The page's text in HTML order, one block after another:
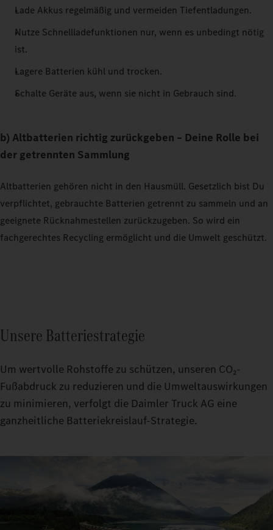
Lade Akkus regelmäßig und vermeiden Tiefentladungen.
Nutze Schnellladefunktionen nur, wenn es unbedingt nötig
ist.
Lagere Batterien kühl und trocken.
Schalte Geräte aus, wenn sie nicht in Gebrauch sind.
b) Altbatterien richtig zurückgeben – Deine Rolle bei
der getrennten Sammlung
Altbatterien gehören nicht in den Hausmüll. Gesetzlich bist Du
verpflichtet, gebrauchte Batterien getrennt zu sammeln und an
geeignete Rücknahmestellen zurückzugeben. So wird ein
fachgerechtes Recycling ermöglicht und die Umwelt geschützt.
Unsere Batteriestrategie
Um wertvolle Rohstoffe zu schützen, unseren CO₂-
Fußabdruck zu reduzieren und die Umweltauswirkungen
zu minimieren, verfolgt die Daimler Truck AG eine
ganzheitliche Batteriekreislauf-Strategie.